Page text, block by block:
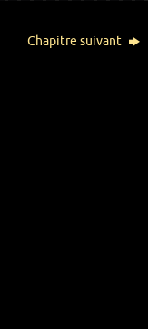
Chapitre suivant